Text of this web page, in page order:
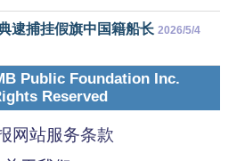
逮捕挂假旗中国籍船长 2026/5/4
Public Foundation Inc.
Reserved
网站服务条款